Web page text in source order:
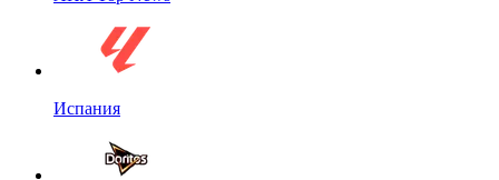
Испания